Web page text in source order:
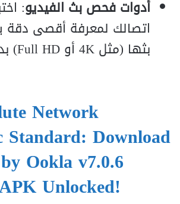
أدوات فحص بث الفيديو:
اتصالك لمعرفة أقصى
بثها (مثل 4K أو Full HD) بدون تقطيع.
Network
Standard: Download
Ookla v7.0.6
Unlocked!